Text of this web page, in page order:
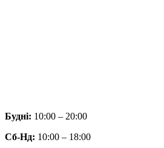
Будні: 10:00 – 20:00
Сб-Нд: 10:00 – 18:00